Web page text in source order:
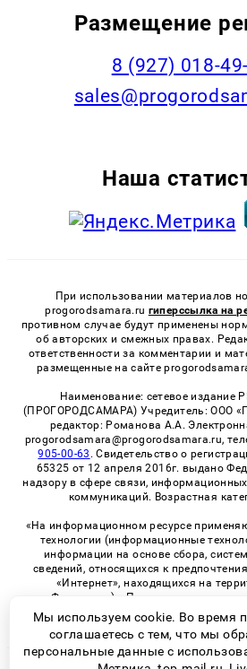
Размещение
8 (927) 018-
Наша
При использовании материалов
progorodsamara.ru гиперссылка на
противном случае будут применены
об авторских и смежных правах.
ответственности за комментарии и
размещенные на сайте
Наименование: сетевое издание
(ПРОГОРОДСАМАРА) Учредитель: ООО
редактор: Романова А.А.
progorodsamara@progorodsamara.ru,
905-00-63 . Свидетельство о
65325 от 12 апреля 2016г. выдано
надзору в сфере связи,
коммуникаций. Возрастная
«На информационном ресурсе
технологии (информационные
информации на основе сбора,
сведений, относящихся к
«Интернет», находящихся на
Федерации)». Правила применения
технологий в виджетах рекламно-
Мы используем cookie. Во время
соглашаетесь с тем, что мы
персональные данные с